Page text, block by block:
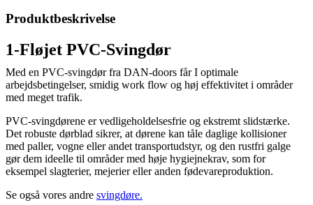
Produktbeskrivelse
1-Fløjet PVC-Svingdør
Med en PVC-svingdør fra DAN-doors får I optimale
arbejdsbetingelser, smidig work flow og høj effektivitet i områder
med meget trafik.
PVC-svingdørene er vedligeholdelsesfrie og ekstremt slidstærke.
Det robuste dørblad sikrer, at dørene kan tåle daglige kollisioner
med paller, vogne eller andet transportudstyr, og den rustfri galge
gør dem ideelle til områder med høje hygiejnekrav, som for
eksempel slagterier, mejerier eller anden fødevareproduktion.
Se også vores andre svingdøre.